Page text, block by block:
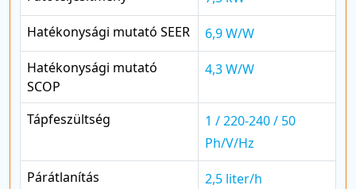
Hatékonysági mutató SEER
6,9 W/W
Hatékonysági mutató
SCOP
4,3 W/W
Tápfeszültség
1 / 220-240 / 50
Ph/V/Hz
Párátlanítás
2,5 liter/h